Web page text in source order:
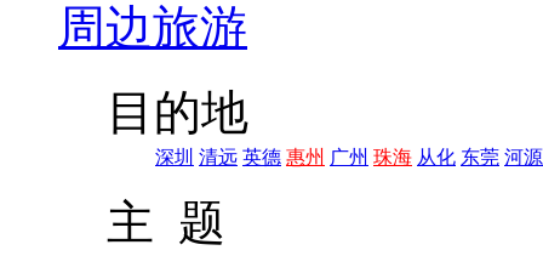
周边旅游
目的地
深圳 清远 英德 惠州 广州 珠海 从化 东莞 河源
主 题